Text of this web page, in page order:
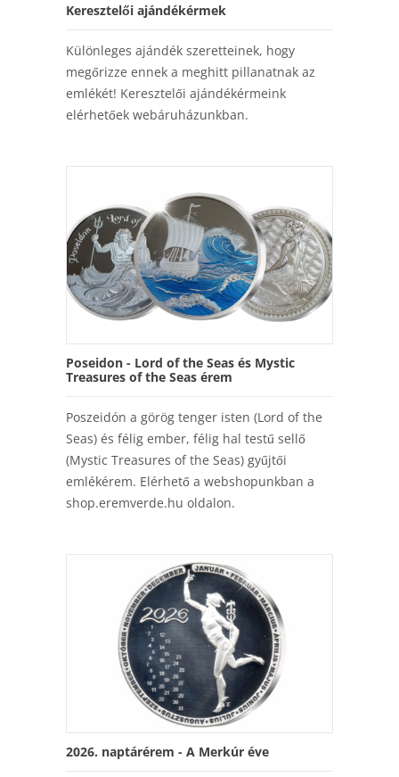
Keresztelői ajándékérmek
Különleges ajándék szeretteinek, hogy
megőrizze ennek a meghitt pillanatnak az
emlékét! Keresztelői ajándékérmeink
elérhetőek webáruházunkban.
Poseidon - Lord of the Seas és Mystic
Treasures of the Seas érem
Poszeidón a görög tenger isten (Lord of the
Seas) és félig ember, félig hal testű sellő
(Mystic Treasures of the Seas) gyűjtői
emlékérem. Elérhető a webshopunkban a
shop.eremverde.hu oldalon.
2026. naptárérem - A Merkúr éve